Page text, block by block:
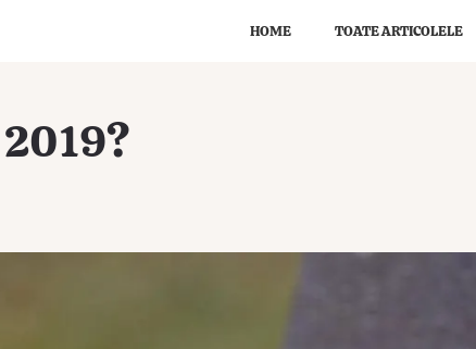
HOME TOATE ARTICOLELE